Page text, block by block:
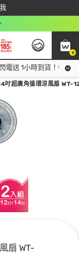
0
電送 1小時到貨！領神
吋超廣角循環涼風扇 WT-
扇 WT-